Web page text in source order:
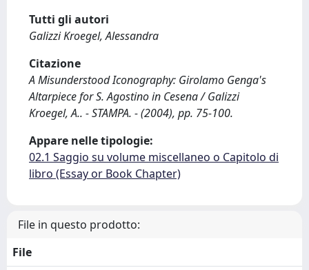
Tutti gli autori
Galizzi Kroegel, Alessandra
Citazione
A Misunderstood Iconography: Girolamo Genga's
Altarpiece for S. Agostino in Cesena / Galizzi
Kroegel, A.. - STAMPA. - (2004), pp. 75-100.
Appare nelle tipologie:
02.1 Saggio su volume miscellaneo o Capitolo di
libro (Essay or Book Chapter)
File in questo prodotto:
File